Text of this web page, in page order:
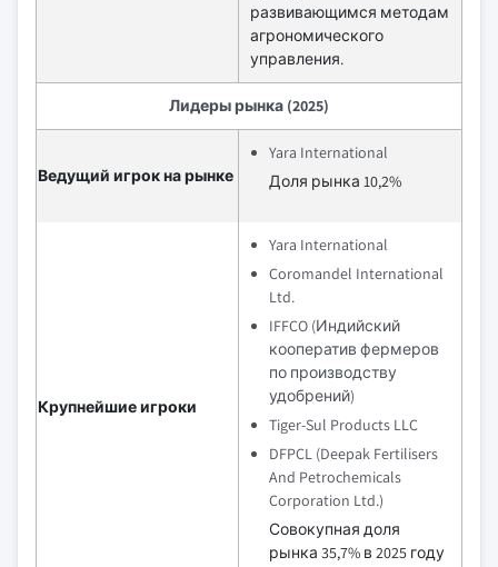
развивающимся методам
агрономического
управления.
Лидеры рынка (2025)
Ведущий игрок на рынке
Yara International
Доля рынка 10,2%
Крупнейшие игроки
Yara International
Coromandel International
Ltd.
IFFCO (Индийский
кооператив фермеров
по производству
удобрений)
Tiger-Sul Products LLC
DFPCL (Deepak Fertilisers
And Petrochemicals
Corporation Ltd.)
Совокупная доля
рынка 35,7% в 2025 году